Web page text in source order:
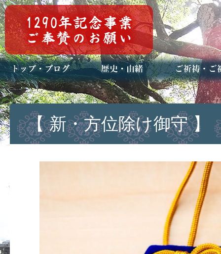
トップページ
ブログ(日々八百万)
お知らせ一覧 歴史・ご祭神
年中行事
メディア掲載 ご祈祷・ご祈
安産祈願
初宮参り
七五三詣
長寿のお祝い
神前結婚式
厄祓い・方位
車のお祓い
地鎮祭
神葬祭（神式
【 新・方位除け御守 】